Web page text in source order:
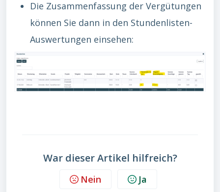
Die Zusammenfassung der Vergütungen
können Sie dann in den Stundenlisten-
Auswertungen einsehen:
War dieser Artikel hilfreich?
Nein Ja